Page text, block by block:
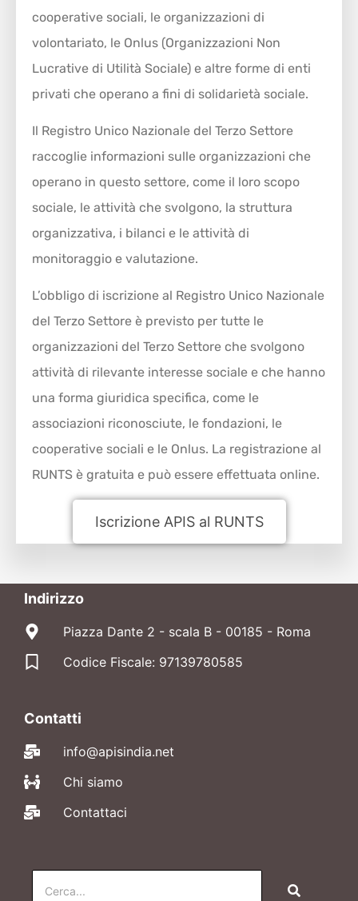
cooperative sociali, le organizzazioni di
volontariato, le Onlus (Organizzazioni Non
Lucrative di Utilità Sociale) e altre forme di enti
privati che operano a fini di solidarietà sociale.
Il Registro Unico Nazionale del Terzo Settore
raccoglie informazioni sulle organizzazioni che
operano in questo settore, come il loro scopo
sociale, le attività che svolgono, la struttura
organizzativa, i bilanci e le attività di
monitoraggio e valutazione.
L’obbligo di iscrizione al Registro Unico Nazionale
del Terzo Settore è previsto per tutte le
organizzazioni del Terzo Settore che svolgono
attività di rilevante interesse sociale e che hanno
una forma giuridica specifica, come le
associazioni riconosciute, le fondazioni, le
cooperative sociali e le Onlus. La registrazione al
RUNTS è gratuita e può essere effettuata online.
Iscrizione APIS al RUNTS
Indirizzo
Piazza Dante 2 - scala B - 00185 - Roma
Codice Fiscale: 97139780585
Contatti
info@apisindia.net
Chi siamo
Contattaci